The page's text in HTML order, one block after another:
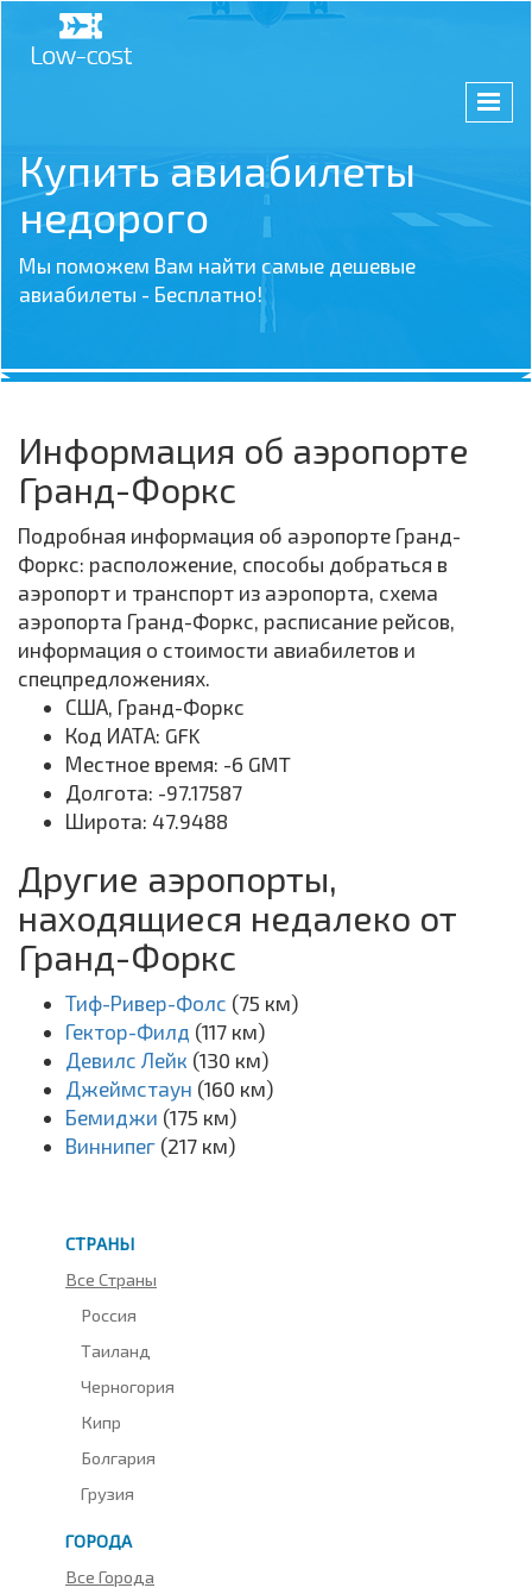
Купить авиабилеты
недорого
Мы поможем Вам найти самые дешевые
авиабилеты - Бесплатно!
Информация об аэропорте
Гранд-Форкс
Подробная информация об аэропорте Гранд-
Форкс: расположение, способы добраться в
аэропорт и транспорт из аэропорта, схема
аэропорта Гранд-Форкс, расписание рейсов,
информация о стоимости авиабилетов и
спецпредложениях.
США, Гранд-Форкс
Код ИАТА: GFK
Местное время: -6 GMT
Долгота: -97.17587
Широта: 47.9488
Другие аэропорты,
находящиеся недалеко от
Гранд-Форкс
Тиф-Ривер-Фолс (75 км)
Гектор-Филд (117 км)
Девилс Лейк (130 км)
Джеймстаун (160 км)
Бемиджи (175 км)
Виннипег (217 км)
СТРАНЫ
Все Страны
Россия
Таиланд
Черногория
Кипр
Болгария
Грузия
ГОРОДА
Все Города